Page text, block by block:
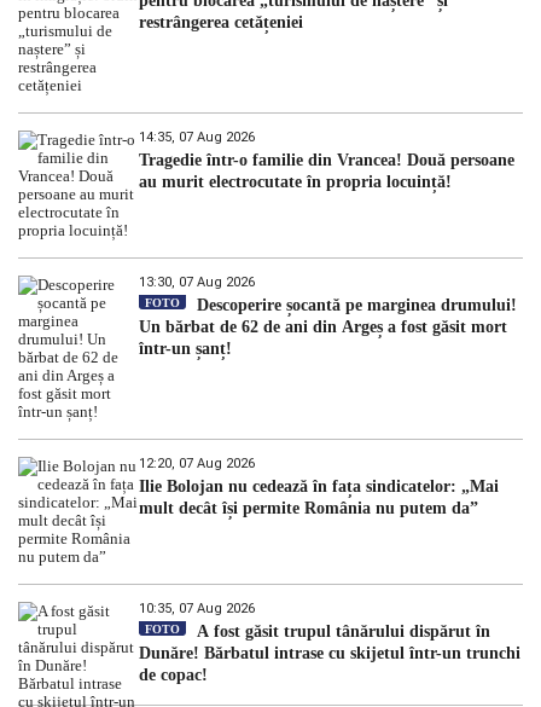
restrângerea cetățeniei
14:35, 07 Aug 2026
Tragedie într-o familie din Vrancea! Două persoane
au murit electrocutate în propria locuință!
13:30, 07 Aug 2026
FOTO
Descoperire șocantă pe marginea drumului!
Un bărbat de 62 de ani din Argeș a fost găsit mort
într-un șanț!
12:20, 07 Aug 2026
Ilie Bolojan nu cedează în fața sindicatelor: „Mai
mult decât își permite România nu putem da”
10:35, 07 Aug 2026
FOTO
A fost găsit trupul tânărului dispărut în
Dunăre! Bărbatul intrase cu skijetul într-un trunchi
de copac!